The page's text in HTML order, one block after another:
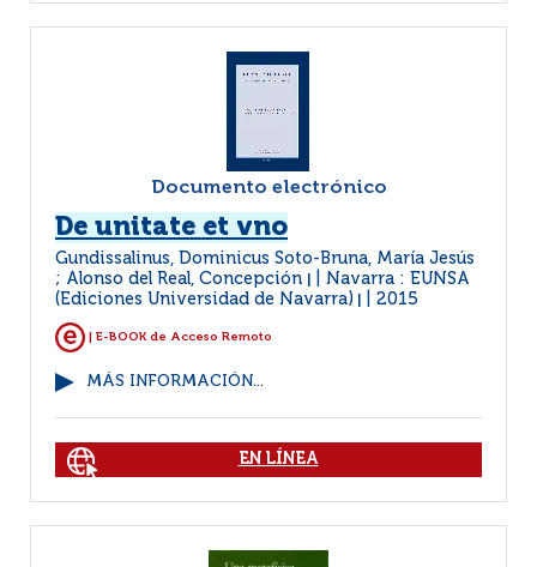
Documento electrónico
De unitate et vno
Gundissalinus, Dominicus Soto-Bruna, María Jesús
; Alonso del Real, Concepción
Navarra : EUNSA
(Ediciones Universidad de Navarra)
2015
| E-BOOK de Acceso Remoto
MÁS INFORMACIÓN...
EN LÍNEA